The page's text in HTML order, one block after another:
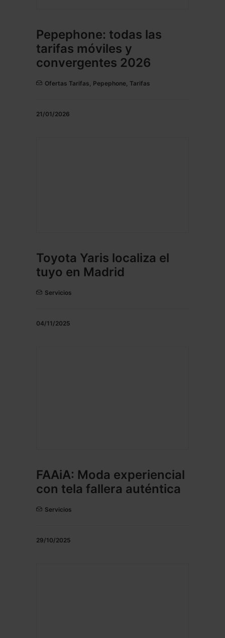
Pepephone: todas las
tarifas móviles y
convergentes 2026
Ofertas Tarifas, Pepephone, Tarifas
21/01/2026
Toyota Yaris localiza el
tuyo en Madrid
Servicios
04/11/2025
FAAiA: Moda experiencial
con tela fallera auténtica
Servicios
29/10/2025